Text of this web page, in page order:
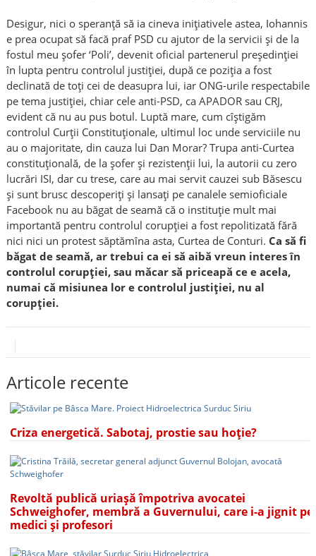
Desigur, nici o speranță să ia cineva inițiativele astea, Iohannis
e prea ocupat să facă praf PSD cu ajutor de la servicii și de la
fostul meu șofer ‘Poli’, devenit oficial partenerul președinției
în lupta pentru controlul justiției, după ce poziția a fost
declinată de toți cei de deasupra lui, iar ONG-urile respectabile
pe tema justiției, chiar cele anti-PSD, ca APADOR sau CRJ,
evident că nu au pus botul. Luptă mare, cum cîștigăm
controlul Curții Constituționale, ultimul loc unde serviciile nu
au o majoritate, din cauza lui Dan Morar? Trupa anti-Curtea
constituțională, de la șofer și rezistenții lui, la autorii cu zero
lucrări ISI, dar cu trese, care au mai servit cauzei sub Băsescu
și sunt brusc descoperiți și lansați pe canalele semioficiale
Facebook nu au băgat de seamă că o instituție mult mai
importantă pentru controlul corupției a fost repolitizată fără
nici nici un protest săptămîna asta, Curtea de Conturi. Ca să fi
băgat de seamă, ar trebui ca ei să aibă vreun interes în
controlul corupției, sau măcar să priceapă ce e acela,
numai că misiunea lor e controlul justiției, nu al
corupției.
Articole recente
Criza energetică. Sabotaj, prostie sau hoție?
Revoltă publică uriașă împotriva avocatei
Schweighofer, membră a Guvernului, care i-a jignit pe
medici și profesori